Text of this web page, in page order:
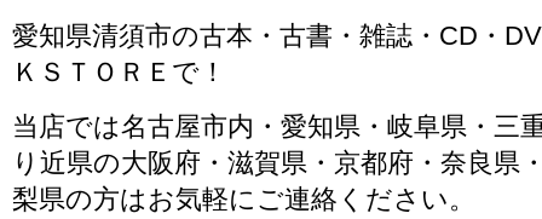
愛知県清須市の古本・古書・雑誌・CD・
ＫＳＴＯＲＥで！
当店では名古屋市内・愛知県・岐阜県・三
り近県の大阪府・滋賀県・京都府・奈良県
梨県の方はお気軽にご連絡ください。